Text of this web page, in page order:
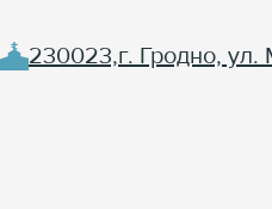
230023,г. Гродно, ул.